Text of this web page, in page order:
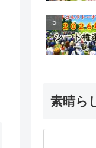
素晴ら